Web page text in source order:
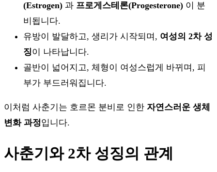
(Estrogen) 과 프로게스테론(Progesterone) 이 분
비됩니다.
유방이 발달하고, 생리가 시작되며, 여성의 2차 성
징이 나타납니다.
골반이 넓어지고, 체형이 여성스럽게 바뀌며, 피
부가 부드러워집니다.
이처럼 사춘기는 호르몬 분비로 인한 자연스러운 생체
변화 과정입니다.
사춘기와 2차 성징의 관계